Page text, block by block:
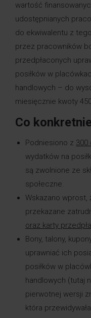
wartość
udostępnianych
do ekwiwalentu z
przez pracowników
przedpłaconych
posiłków w
handlowych – do
miesięcznie kwoty 450
Co
Podniesiono z 300
wydatków na
są zwolnione ze
społeczne.
Wskazano
przekazane
oraz karty
Bony, talony,
uprawniać ich
posiłków w
handlowych (tutaj
pierwotnej wersji
która